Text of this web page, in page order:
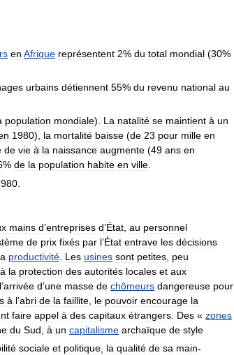
en Afrique représentent 2% du total mondial (30%
urbains détiennent 55% du revenu national au
population mondiale). La natalité se maintient à un
1980), la mortalité baisse (de 23 pour mille en
de vie à la naissance augmente (49 ans en
% de la population habite en ville
mains d’entreprises d’État au personnel
de prix fixés par l’État entrave les décisions
productivité Les usines sont petites peu
à la protection des autorités locales et aux
l’arrivée d’une masse de chômeurs dangereuse pour
à l’abri de la faillite le pouvoir encourage la
faire appel à des capitaux étrangers Des « zones
du Sud à un capitalisme archaïque de style
sociale et politique la qualité de sa main-